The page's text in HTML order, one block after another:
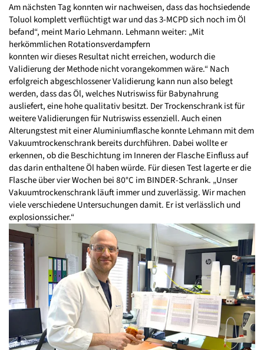
Am nächsten Tag konnten wir nachweisen, dass das hochsiedende
Toluol komplett verflüchtigt war und das 3-MCPD sich noch im Öl
befand“, meint Mario Lehmann. Lehmann weiter: „Mit
herkömmlichen Rotationsverdampfern
konnten wir dieses Resultat nicht erreichen, wodurch die
Validierung der Methode nicht vorangekommen wäre.“ Nach
erfolgreich abgeschlossener Validierung kann nun also belegt
werden, dass das Öl, welches Nutriswiss für Babynahrung
ausliefert, eine hohe qualitativ besitzt. Der Trockenschrank ist für
weitere Validierungen für Nutriswiss essenziell. Auch einen
Alterungstest mit einer Aluminiumflasche konnte Lehmann mit dem
Vakuumtrockenschrank bereits durchführen. Dabei wollte er
erkennen, ob die Beschichtung im Inneren der Flasche Einfluss auf
das darin enthaltene Öl haben würde. Für diesen Test lagerte er die
Flasche über vier Wochen bei 80°C im BINDER-Schrank. „Unser
Vakuumtrockenschrank läuft immer und zuverlässig. Wir machen
viele verschiedene Untersuchungen damit. Er ist verlässlich und
explosionssicher.“